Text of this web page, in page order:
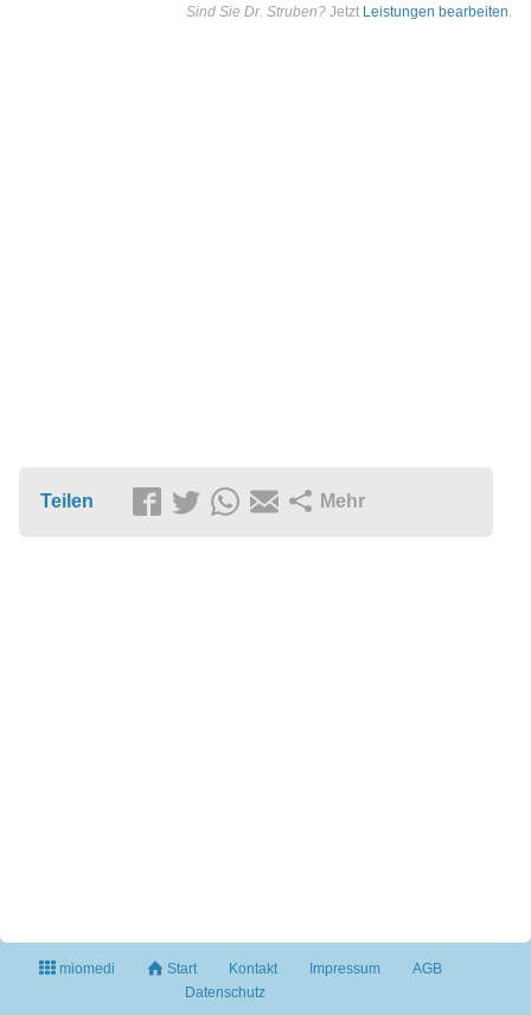
Sind Sie Dr. Struben? Jetzt Leistungen bearbeiten.
Teilen Mehr
miomedi Start Kontakt Impressum
AGB
Datenschutz